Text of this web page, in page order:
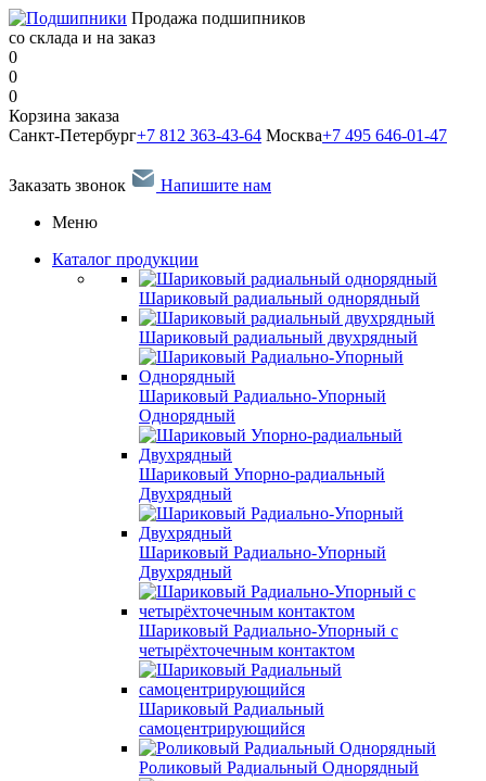
Продажа подшипников
со склада и на заказ
0
0
0
Корзина заказа
Санкт-Петербург+7 812 363-43-64 Москва+7 495 646-01-47
Заказать звонок
Напишите нам
Меню
Каталог продукции
Шариковый радиальный однорядный
Шариковый радиальный двухрядный
Шариковый Радиально-Упорный
Однорядный
Шариковый Упорно-радиальный
Двухрядный
Шариковый Радиально-Упорный
Двухрядный
Шариковый Радиально-Упорный с
четырёхточечным контактом
Шариковый Радиальный
самоцентрирующийся
Роликовый Радиальный Однорядный